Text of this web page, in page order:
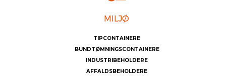
TIPCONTAINERE
BUNDTØMNINGSCONTAINERE
INDUSTRIBEHOLDERE
AFFALDSBEHOLDERE